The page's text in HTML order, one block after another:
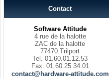
Contact
Software Attitude
4 rue de la halotte
ZAC de la halotte
77470 Trilport
Tel. 01.60.01.12.53
Fax. 01.60.25.34.01
contact@hardware-attitude.com